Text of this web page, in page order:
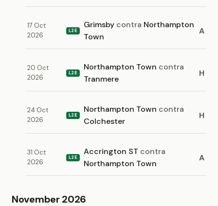
17 Oct
2026
L2E
Grimsby contra Northampton
Town
A
20 Oct
2026
L2E
Northampton Town contra
Tranmere
H
24 Oct
2026
L2E
Northampton Town contra
Colchester
H
31 Oct
2026
L2E
Accrington ST contra
Northampton Town
A
November 2026